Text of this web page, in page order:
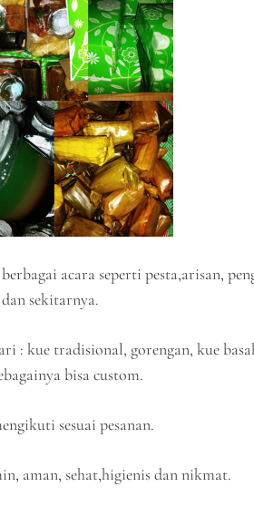
acara seperti pesta,arisan,
sekitarnya.
: kue tradisional, gorengan, kue
bisa custom.
sesuai pesanan.
aman, sehat,higienis dan nikmat.